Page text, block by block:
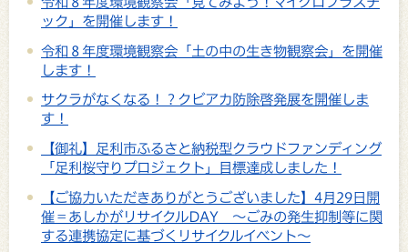
ック」を開催します！
令和８年度環境観察会「土の中の生き物観察会」を開催
します！
サクラがなくなる！？クビアカ防除啓発展を開催しま
す！
【御礼】足利市ふるさと納税型クラウドファンディング
「足利桜守りプロジェクト」目標達成しました！
【ご協力いただきありがとうございました】4月29日開
催＝あしかがリサイクルDAY ～ごみの発生抑制等に関
する連携協定に基づくリサイクルイベント～